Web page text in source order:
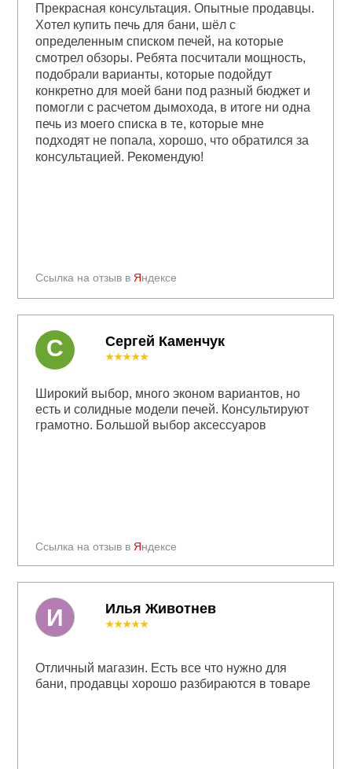
Ссылка на отзыв в Яндексе
Прекрасная консультация. Опытные продавцы.
Хотел купить печь для бани, шёл с
определенным списком печей, на которые
смотрел обзоры. Ребята посчитали мощность,
подобрали варианты, которые подойдут
конкретно для моей бани под разный бюджет и
помогли с расчетом дымохода, в итоге ни одна
печь из моего списка в те, которые мне
подходят не попала, хорошо, что обратился за
консультацией. Рекомендую!
Сергей Каменчук
Ссылка на отзыв в Яндексе
★★★★★
Широкий выбор, много эконом вариантов, но
есть и солидные модели печей. Консультируют
грамотно. Большой выбор аксессуаров
С
Илья Животнев
★★★★★
Отличный магазин. Есть все что нужно для
бани, продавцы хорошо разбираются в товаре
И